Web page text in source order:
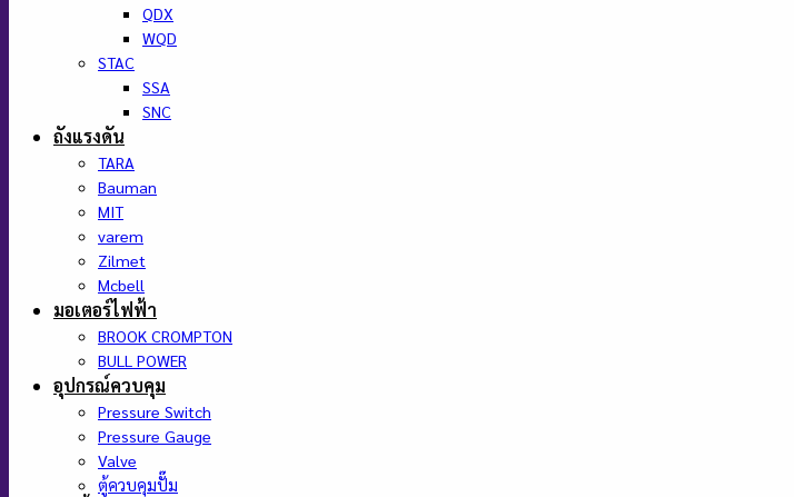
QDX
WQD
STAC
SSA
SNC
ถังแรงดัน
TARA
Bauman
MIT
varem
Zilmet
Mcbell
มอเตอร์ไฟฟ้า
BROOK CROMPTON
BULL POWER
อุปกรณ์ควบคุม
Pressure Switch
Pressure Gauge
Valve
ตู้ควบคุมปั๊ม